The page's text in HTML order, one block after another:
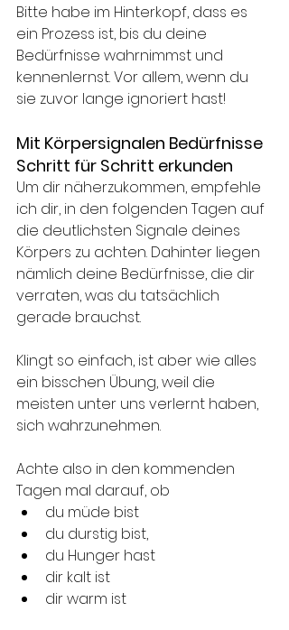
Bitte habe im Hinterkopf, dass es
ein Prozess ist, bis du deine
Bedürfnisse wahrnimmst und
kennenlernst. Vor allem, wenn du
sie zuvor lange ignoriert hast!
Mit Körpersignalen Bedürfnisse
Schritt für Schritt erkunden
Um dir näherzukommen, empfehle
ich dir, in den folgenden Tagen auf
die deutlichsten Signale deines
Körpers zu achten. Dahinter liegen
nämlich deine Bedürfnisse, die dir
verraten, was du tatsächlich
gerade brauchst.
Klingt so einfach, ist aber wie alles
ein bisschen Übung, weil die
meisten unter uns verlernt haben,
sich wahrzunehmen.
Achte also in den kommenden
Tagen mal darauf, ob
du müde bist
du durstig bist,
du Hunger hast
dir kalt ist
dir warm ist